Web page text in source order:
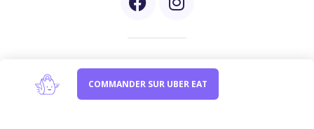
Newsletter
Inscrivez-vous à notre newsletter et être informer de
COMMANDER SUR UBER EAT